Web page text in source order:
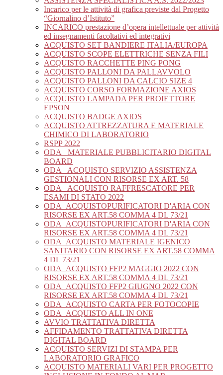
Incarico per le attività di grafica previste dal Progetto
“Giornalino d’Istituto”
INCARICO prestazione d’opera intellettuale per attività
ed insegnamenti facoltativi ed integrativi
ACQUISTO SET BANDIERE ITALIA/EUROPA
ACQUISTO SCOPE ELETTRICHE SENZA FILI
ACQUISTO RACCHETTE PING PONG
ACQUISTO PALLONI DA PALLAVVOLO
ACQUISTO PALLONI DA CALCIO SIZE 4
ACQUISTO CORSO FORMAZIONE AXIOS
ACQUISTO LAMPADA PER PROIETTORE
EPSON
ACQUISTO BADGE AXIOS
ACQUISTO ATTREZZATURA E MATERIALE
CHIMICO DI LABORATORIO
RSPP 2022
ODA_ MATERIALE PUBBLICITARIO DIGITAL
BOARD
ODA_ ACQUISTO SERVIZIO ASSISTENZA
GESTIONALI CON RISORSE EX ART. 58
ODA_ ACQUISTO RAFFRESCATORE PER
ESAMI DI STATO 2022
ODA_ACQUISTOPURIFICATORI D'ARIA CON
RISORSE EX ART.58 COMMA 4 DL 73/21
ODA_ACQUISTOPURIFICATORI D'ARIA CON
RISORSE EX ART.58 COMMA 4 DL 73/21
ODA_ACQUISTO MATERIALE IGENICO
SANITARIO CON RISORSE EX ART.58 COMMA
4 DL 73/21
ODA_ACQUISTO FFP2 MAGGIO 2022 CON
RISORSE EX ART.58 COMMA 4 DL 73/21
ODA_ACQUISTO FFP2 GIUGNO 2022 CON
RISORSE EX ART.58 COMMA 4 DL 73/21
ODA_ACQUISTO CARTA PER FOTOCOPIE
ODA_ACQUISTO ALL IN ONE
AVVIO TRATTATIVA DIRETTA
AFFIDAMENTO TRATTATIVA DIRETTA
DIGITAL BOARD
ACQUISTO SERVIZI DI STAMPA PER
LABORATORIO GRAFICO
ACQUISTO MATERIALI VARI PER PROGETTO